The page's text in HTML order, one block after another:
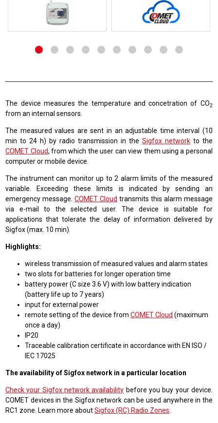
The device measures the temperature and concetration of CO2
from an internal sensors.
The measured values are sent in an adjustable time interval (10
min to 24 h) by radio transmission in the Sigfox networkto the
COMET Cloud, from which the user can view them using a personal
computer or mobile device.
The instrument can monitor up to 2 alarm limits of the measured
variable. Exceeding these limits is indicated by sending an
emergency message.COMET Cloud transmits this alarm message
via e-mail to the selected user. The device is suitable for
applications that tolerate the delay of information delivered by
Sigfox (max. 10 min).
Highlights:
wireless transmission of measured values and alarm states
two slots for batteries for longer operation time
battery power (C size 3.6 V) with low battery indication
(battery life up to 7 years)
input for external power
remote setting of the device fromCOMET Cloud (maximum
once a day)
IP20
Traceable calibration certificate in accordance with EN ISO /
IEC 17025
The availability of Sigfox network in a particular location
Check your Sigfox network availability before you buy your device.
COMET devices in the Sigfox network can be used anywhere in the
RC1 zone. Learn more aboutSigfox (RC) Radio Zones